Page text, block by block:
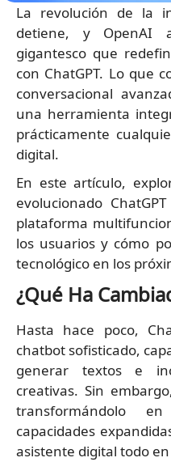
La revolución de la
detiene, y OpenAI
gigantesco que
con ChatGPT. Lo que
conversacional
una herramienta
prácticamente
digital.
En este artículo,
evolucionado
plataforma
los usuarios y cómo
tecnológico en los
¿Qué Ha
Hasta hace poco,
chatbot sofisticado,
generar textos e
creativas. Sin
transformándolo
capacidades
asistente digital todo